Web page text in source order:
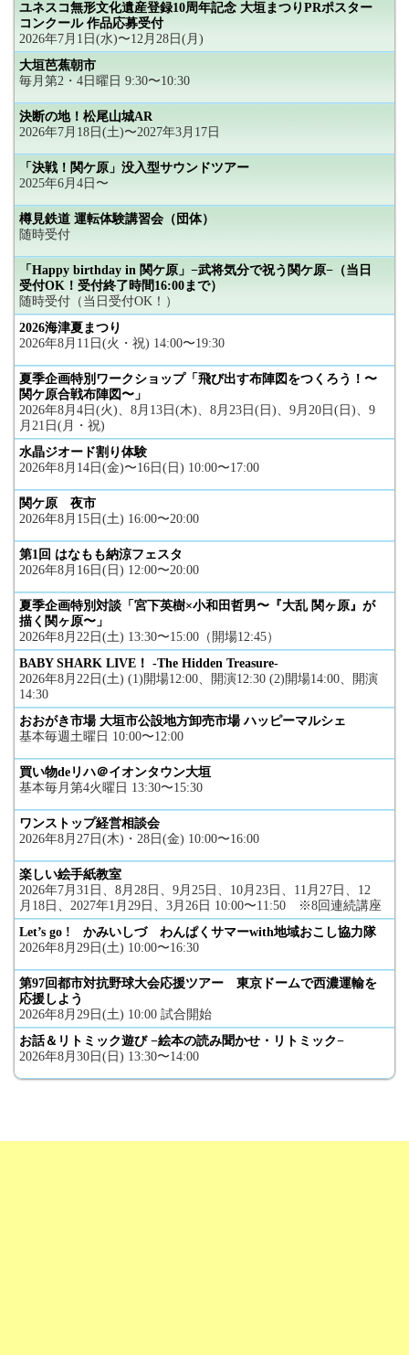
ユネスコ無形文化遺産登録10周年記念 大垣まつりPRポスター
コンクール 作品応募受付
2026年7月1日(水)〜12月28日(月)
大垣芭蕉朝市
毎月第2・4日曜日 9:30〜10:30
決断の地！松尾山城AR
2026年7月18日(土)〜2027年3月17日
「決戦！関ケ原」没入型サウンドツアー
2025年6月4日〜
樽見鉄道 運転体験講習会（団体）
随時受付
「Happy birthday in 関ケ原」−武将気分で祝う関ケ原−（当日
受付OK！受付終了時間16:00まで）
随時受付（当日受付OK！）
2026海津夏まつり
2026年8月11日(火・祝) 14:00〜19:30
夏季企画特別ワークショップ「飛び出す布陣図をつくろう！〜
関ケ原合戦布陣図〜」
2026年8月4日(火)、8月13日(木)、8月23日(日)、9月20日(日)、9
月21日(月・祝)
水晶ジオード割り体験
2026年8月14日(金)〜16日(日) 10:00〜17:00
関ケ原 夜市
2026年8月15日(土) 16:00〜20:00
第1回 はなもも納涼フェスタ
2026年8月16日(日) 12:00〜20:00
夏季企画特別対談「宮下英樹×小和田哲男〜『大乱 関ヶ原』が
描く関ヶ原〜」
2026年8月22日(土) 13:30〜15:00（開場12:45）
BABY SHARK LIVE！ -The Hidden Treasure-
2026年8月22日(土) (1)開場12:00、開演12:30 (2)開場14:00、開演
14:30
おおがき市場 大垣市公設地方卸売市場 ハッピーマルシェ
基本毎週土曜日 10:00〜12:00
買い物deリハ＠イオンタウン大垣
基本毎月第4火曜日 13:30〜15:30
ワンストップ経営相談会
2026年8月27日(木)・28日(金) 10:00〜16:00
楽しい絵手紙教室
2026年7月31日、8月28日、9月25日、10月23日、11月27日、12
月18日、2027年1月29日、3月26日 10:00〜11:50 ※8回連続講座
Let’s go ! かみいしづ わんぱくサマーwith地域おこし協力隊
2026年8月29日(土) 10:00〜16:30
第97回都市対抗野球大会応援ツアー 東京ドームで西濃運輸を
応援しよう
2026年8月29日(土) 10:00 試合開始
お話＆リトミック遊び −絵本の読み聞かせ・リトミック−
2026年8月30日(日) 13:30〜14:00